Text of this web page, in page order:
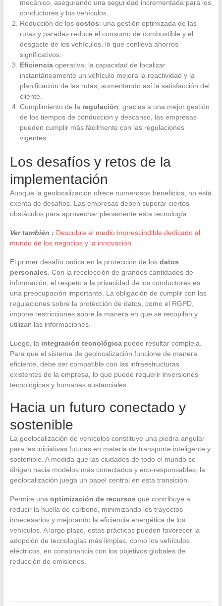
mecánico, asegurando una seguridad incrementada para los
conductores y los vehículos.
Reducción de los costos: una gestión optimizada de las
rutas y paradas reduce el consumo de combustible y el
desgaste de los vehículos, lo que conlleva ahorros
significativos.
Eficienciaoperativa: la capacidad de localizar
instantáneamente un vehículo mejora la reactividad y la
planificación de las rutas, aumentando así la satisfacción del
cliente.
Cumplimiento de la regulación: gracias a una mejor gestión
de los tiempos de conducción y descanso, las empresas
pueden cumplir más fácilmente con las regulaciones
vigentes.
Los desafíos y retos de la
implementación
Aunque la geolocalización ofrece numerosos beneficios, no está
exenta de desafíos. Las empresas deben superar ciertos
obstáculos para aprovechar plenamente esta tecnología.
Ver también : Descubre el medio imprescindible dedicado al
mundo de los negocios y la innovación
El primer desafío radica en la protección de los datos
personales . Con la recolección de grandes cantidades de
información, el respeto a la privacidad de los conductores es
una preocupación importante. La obligación de cumplir con las
regulaciones sobre la protección de datos, como el RGPD,
impone restricciones sobre la manera en que se recopilan y
utilizan las informaciones.
Luego, la integración tecnológicapuede resultar compleja.
Para que el sistema de geolocalización funcione de manera
eficiente, debe ser compatible con las infraestructuras
existentes de la empresa, lo que puede requerir inversiones
tecnológicas y humanas sustanciales.
Hacia un futuro conectado y
sostenible
La geolocalización de vehículos constituye una piedra angular
para las iniciativas futuras en materia de transporte inteligente y
sostenible. A medida que las ciudades de todo el mundo se
dirigen hacia modelos más conectados y eco-responsables, la
geolocalización juega un papel central en esta transición.
Permite una optimización de recursos que contribuye a
reducir la huella de carbono, minimizando los trayectos
innecesarios y mejorando la eficiencia energética de los
vehículos. A largo plazo, estas prácticas pueden favorecer la
adopción de tecnologías más limpias, como los vehículos
eléctricos, en consonancia con los objetivos globales de
reducción de emisiones.